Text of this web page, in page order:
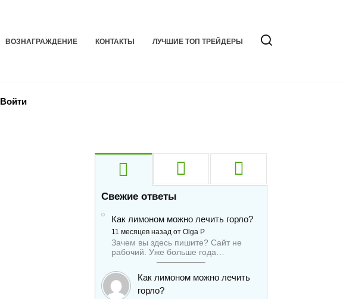
ВОЗНАГРАЖДЕНИЕ КОНТАКТЫ ЛУЧШИЕ ТОП ТРЕЙДЕРЫ
Войти
Свежие ответы
Как лимоном можно лечить горло?
11 месяцев назад от Olga P
Зачем вы здесь пишите? Сайт не
рабочий. Уже больше года…
Как лимоном можно лечить
горло?